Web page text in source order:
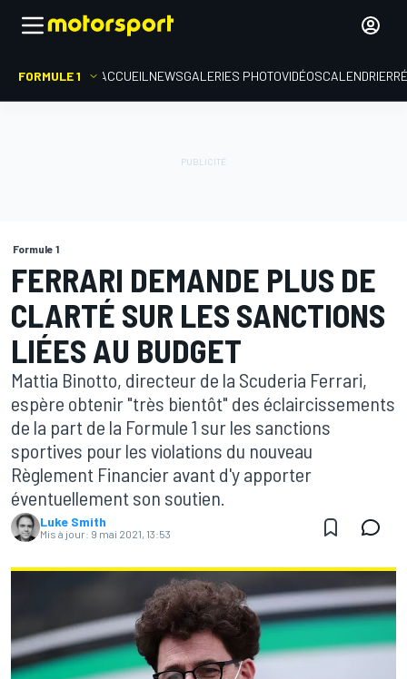
FORMULE 1 ACCUEIL NEWSGALERIES PHOTOVIDÉOSCALENDRIER
Formule 1
FERRARI DEMANDE PLUS DE
CLARTÉ SUR LES SANCTIONS
LIÉES AU BUDGET
Mattia Binotto, directeur de la Scuderia Ferrari,
espère obtenir "très bientôt" des éclaircissements
de la part de la Formule 1 sur les sanctions
sportives pour les violations du nouveau
Règlement Financier avant d'y apporter
éventuellement son soutien.
Luke Smith
Mis à jour: 9 mai 2021, 13:53